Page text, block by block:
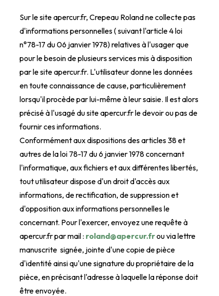
Sur le site apercur.fr, Crepeau Roland ne collecte pas
d'informations personnelles ( suivant l'article 4 loi
n°78-17 du 06 janvier 1978) relatives à l'usager que
pour le besoin de plusieurs services mis à disposition
par le site apercur.fr. L'utilisateur donne les données
en toute connaissance de cause, particulièrement
lorsqu'il procède par lui-même à leur saisie. Il est alors
précisé à l'usagé du site apercur.fr le devoir ou pas de
fournir ces informations.
Conformément aux dispositions des articles 38 et
autres de la loi 78-17 du 6 janvier 1978 concernant
l'informatique, aux fichiers et aux différentes libertés,
tout utilisateur dispose d'un droit d'accès aux
informations, de rectification, de suppression et
d'opposition aux informations personnelles le
concernant. Pour l'exercer, envoyez une requête à
apercur.fr par mail : roland@apercur.frou via lettre
manuscrite signée, jointe d'une copie de pièce
d'identité ainsi qu'une signature du propriétaire de la
pièce, en précisant l'adresse à laquelle la réponse doit
être envoyée.